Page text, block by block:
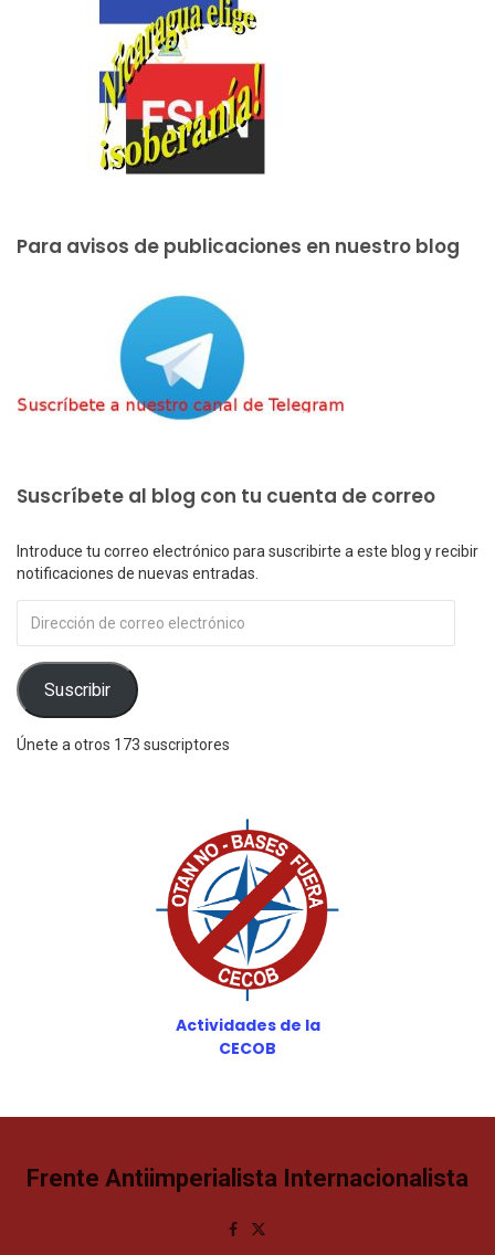
Para avisos de publicaciones en nuestro blog
Suscríbete al blog con tu cuenta de correo
Introduce tu correo electrónico para suscribirte a este blog y recibir
notificaciones de nuevas entradas.
de
electrónico
Suscribir
Únete a otros 173 suscriptores
Actividades de la
CECOB
Frente Antiimperialista Internacionalista